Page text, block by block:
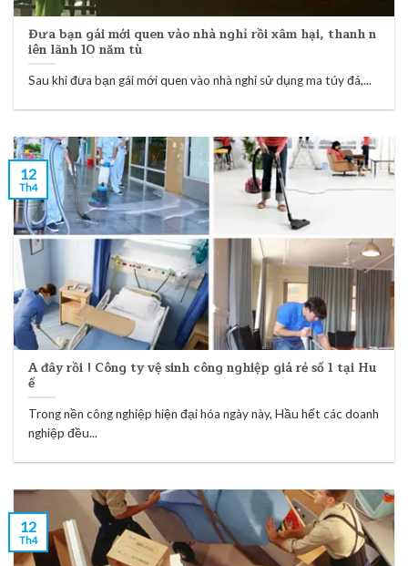
Đưa bạn gái mới quen vào nhà nghỉ rồi xâm hại, thanh n
iên lãnh 10 năm tù
Sau khi đưa bạn gái mới quen vào nhà nghỉ sử dụng ma túy đá,...
A đây rồi ! Công ty vệ sinh công nghiệp giá rẻ số 1 tại Hu
ế
Trong nền công nghiệp hiện đại hóa ngày này, Hầu hết các doanh
nghiệp đều...
12
Th4
12
Th4